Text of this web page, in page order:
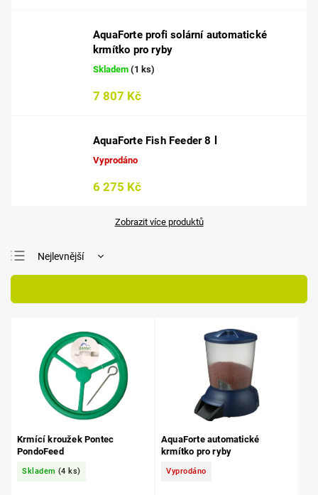
AquaForte profi solární automatické
krmítko pro ryby
Skladem (1 ks)
7 807 Kč
AquaForte Fish Feeder 8 l
Vyprodáno
6 275 Kč
Zobrazit více produktů
Nejlevnější
Nejprodávanější
Krmící kroužek Pontec
PondoFeed
Skladem (4 ks)
AquaForte automatické
krmítko pro ryby
Vyprodáno